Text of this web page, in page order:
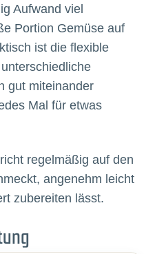
Aufwand viel
Portion Gemüse auf
ist die flexible
gut miteinander
Mal für etwas
regelmäßig auf den
angenehm leicht
zubereiten lässt.